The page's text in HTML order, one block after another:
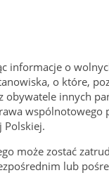
informacje o
o które,
obywatele innych
wspólnotowego
Polskiej.
może zostać
lub